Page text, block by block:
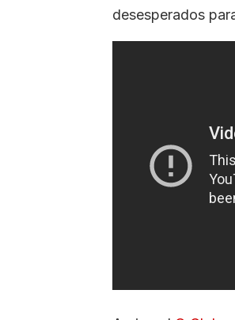
desesperados